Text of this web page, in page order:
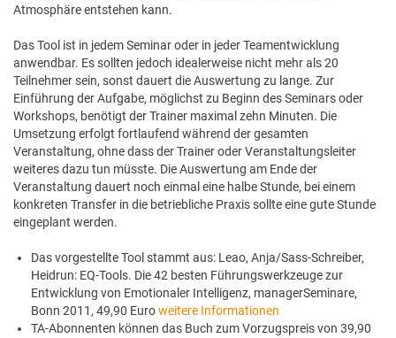
Atmosphäre entstehen kann.
Das Tool ist in jedem Seminar oder in jeder Teamentwicklung
anwendbar. Es sollten jedoch idealerweise nicht mehr als 20
Teilnehmer sein, sonst dauert die Auswertung zu lange. Zur
Einführung der Aufgabe, möglichst zu Beginn des Seminars oder
Workshops, benötigt der Trainer maximal zehn Minuten. Die
Umsetzung erfolgt fortlaufend während der gesamten
Veranstaltung, ohne dass der Trainer oder Veranstaltungsleiter
weiteres dazu tun müsste. Die Auswertung am Ende der
Veranstaltung dauert noch einmal eine halbe Stunde, bei einem
konkreten Transfer in die betriebliche Praxis sollte eine gute Stunde
eingeplant werden.
Das vorgestellte Tool stammt aus: Leao, Anja/Sass-Schreiber,
Heidrun: EQ-Tools. Die 42 besten Führungswerkzeuge zur
Entwicklung von Emotionaler Intelligenz, managerSeminare,
Bonn 2011, 49,90 Euroweitere Informationen
TA-Abonnenten können das Buch zum Vorzugspreis von 39,90